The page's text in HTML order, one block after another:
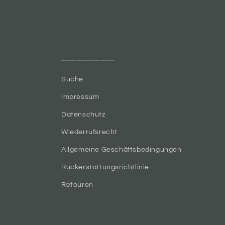
Suche
Impressum
Datenschutz
Wiederrufsrecht
Allgemeine Geschäftsbedingungen
Rückerstattungsrichtlinie
Retouren